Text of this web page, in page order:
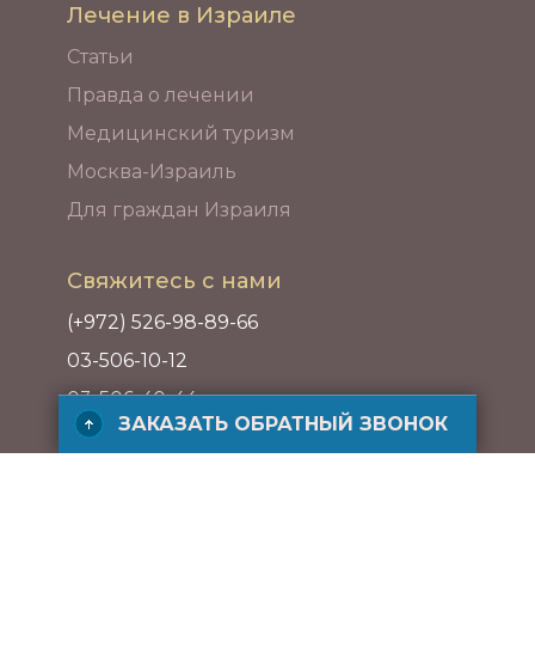
Лечение в Израиле
Статьи
Правда о лечении
Медицинский туризм
Москва-Израиль
Для граждан Израиля
Свяжитесь с нами
(+972) 526-98-89-66
03-506-10-12
03-506-40-44
Адрес
ЗАКАЗАТЬ ОБРАТНЫЙ ЗВОНОК